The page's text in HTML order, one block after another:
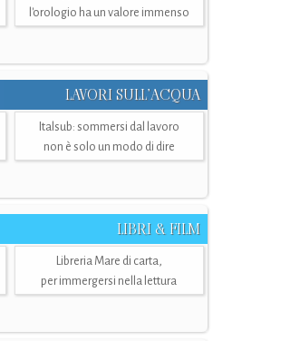
l'orologio ha un valore immenso
LAVORI SULL’ACQUA
Italsub: sommersi dal lavoro
non è solo un modo di dire
LIBRI & FILM
Libreria Mare di carta,
per immergersi nella lettura